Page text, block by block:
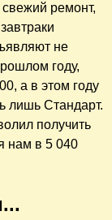
ремонт,
не
году,
а в этом году
лишь Стандарт.
получить
нам в 5 040